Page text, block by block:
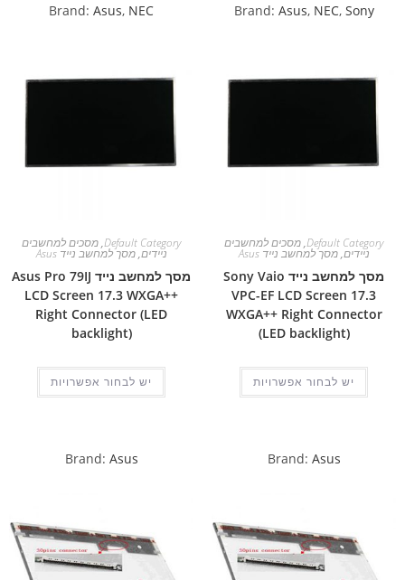
Brand: Asus, NEC, Sony
Default Category
,מסכים למחשבים
ניידים,מסך למחשב נייד Asus
מסך למחשב נייד Sony Vaio
VPC-EF LCD Screen 17.3
WXGA++ Right Connector
(LED backlight)
יש לבחור אפשרויות
Brand: Asus, NEC
Default Category
,מסכים למחשבים
ניידים,מסך למחשב נייד Asus
מסך למחשב נייד Asus Pro 79IJ
LCD Screen 17.3 WXGA++
Right Connector (LED
backlight)
יש לבחור אפשרויות
Brand: Asus
Brand: Asus